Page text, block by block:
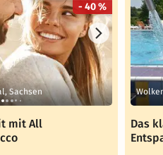
- 40 %
Sachsen
mit All
Das